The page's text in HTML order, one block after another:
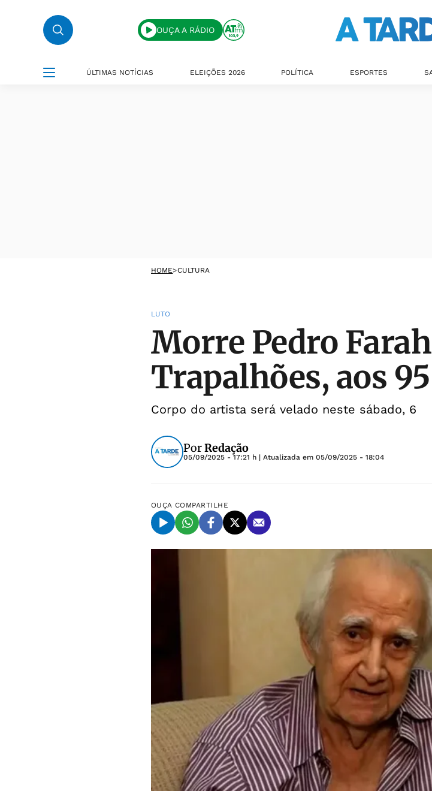
OUÇA A RÁDIO
ÚLTIMAS NOTÍCIAS ELEIÇÕES 2026 POLÍTICA ESPORTES
HOME>CULTURA
LUTO
Morre Pedro
Trapalhões, aos
Corpo do artista será velado neste sábado, 6
PorRedação
05/09/2025 - 17:21 h | Atualizada em 05/09/2025 - 18:04
OUÇA COMPARTILHE